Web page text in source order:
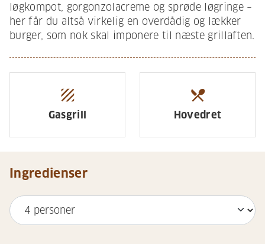
løgkompot, gorgonzolacreme og sprøde løgringe –
her får du altså virkelig en overdådig og lækker
burger, som nok skal imponere til næste grillaften.
texture
Gasgrill
restaurant_menu
Hovedret
Ingredienser